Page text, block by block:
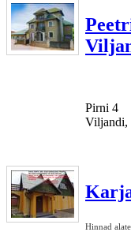
Pirni 4
Viljandi,
Hinnad